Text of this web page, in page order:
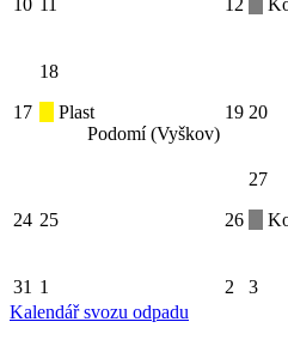
17
18
Plast
Podomí (Vyškov)
19 20
24 25 26
27
31 1 2 3
Kalendář svozu odpadu